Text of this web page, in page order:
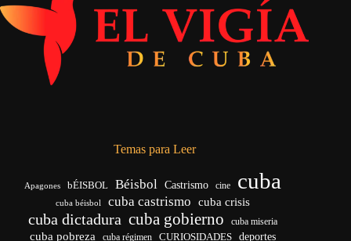
Temas para Leer
Apagones bÉISBOL Béisbol Castrismo cine cuba
cuba béisbol cuba castrismo cuba crisis
cuba dictadura cuba gobierno cuba miseria
cuba pobreza cuba régimen CURIOSIDADES deportes